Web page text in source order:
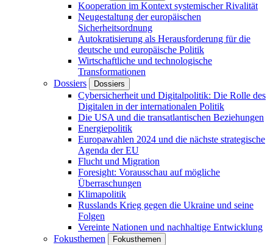
Kooperation im Kontext systemischer Rivalität
Neugestaltung der europäischen
Sicherheitsordnung
Autokratisierung als Herausforderung für die
deutsche und europäische Politik
Wirtschaftliche und technologische
Transformationen
Dossiers
Dossiers
Cybersicherheit und Digitalpolitik: Die Rolle des
Digitalen in der internationalen Politik
Die USA und die transatlantischen Beziehungen
Energiepolitik
Europawahlen 2024 und die nächste strategische
Agenda der EU
Flucht und Migration
Foresight: Vorausschau auf mögliche
Überraschungen
Klimapolitik
Russlands Krieg gegen die Ukraine und seine
Folgen
Vereinte Nationen und nachhaltige Entwicklung
Fokusthemen
Fokusthemen